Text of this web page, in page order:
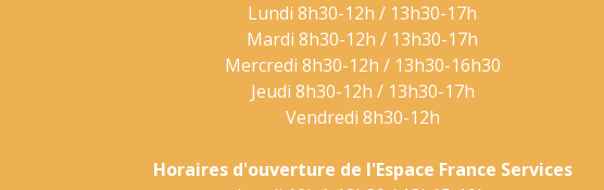
Lundi 8h30-12h / 13h30-17h
Mardi 8h30-12h / 13h30-17h
Mercredi 8h30-12h / 13h30-16h30
Jeudi 8h30-12h / 13h30-17h
Vendredi 8h30-12h
Horaires d'ouverture de l'Espace France Services